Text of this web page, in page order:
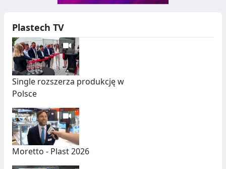
Plastech TV
Single rozszerza produkcję w
Polsce
Moretto - Plast 2026